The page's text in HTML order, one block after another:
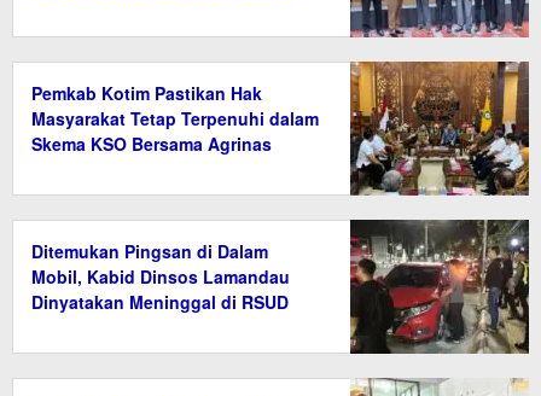
Pemkab Kotim Pastikan Hak
Masyarakat Tetap Terpenuhi dalam
Skema KSO Bersama Agrinas
Ditemukan Pingsan di Dalam
Mobil, Kabid Dinsos Lamandau
Dinyatakan Meninggal di RSUD